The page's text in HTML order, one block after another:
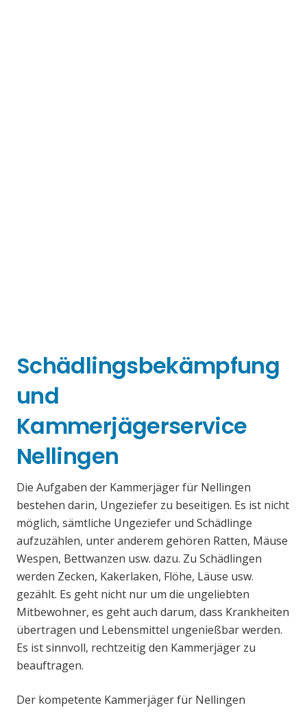
Schädlingsbekämpfung
und
Kammerjägerservice
Nellingen
Die Aufgaben der Kammerjäger für Nellingen
bestehen darin, Ungeziefer zu beseitigen. Es ist nicht
möglich, sämtliche Ungeziefer und Schädlinge
aufzuzählen, unter anderem gehören Ratten, Mäuse
Wespen, Bettwanzen usw. dazu. Zu Schädlingen
werden Zecken, Kakerlaken, Flöhe, Läuse usw.
gezählt. Es geht nicht nur um die ungeliebten
Mitbewohner, es geht auch darum, dass Krankheiten
übertragen und Lebensmittel ungenießbar werden.
Es ist sinnvoll, rechtzeitig den Kammerjäger zu
beauftragen.
Der kompetente Kammerjäger für Nellingen